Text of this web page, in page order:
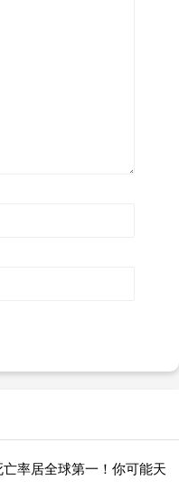
率居全球第一！你可能天